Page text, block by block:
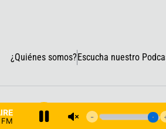
¿Quiénes somos?Escucha nuestro
– Oficina de Prensa y Comunicaciones